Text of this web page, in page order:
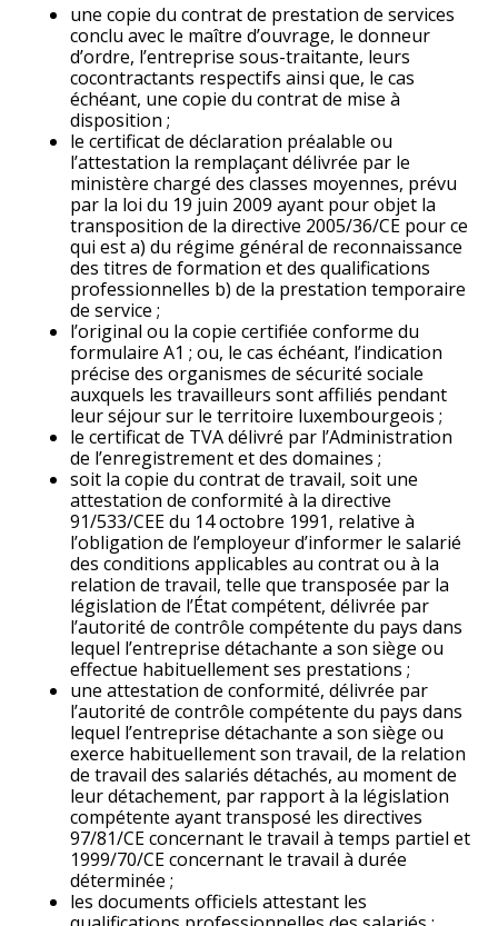
une copie du contrat de prestation de services
conclu avec le maître d’ouvrage, le donneur
d’ordre, l’entreprise sous-traitante, leurs
cocontractants respectifs ainsi que, le cas
échéant, une copie du contrat de mise à
disposition ;
le certificat de déclaration préalable ou
l’attestation la remplaçant délivrée par le
ministère chargé des classes moyennes, prévu
par la loi du 19 juin 2009 ayant pour objet la
transposition de la directive 2005/36/CE pour ce
qui est a) du régime général de reconnaissance
des titres de formation et des qualifications
professionnelles b) de la prestation temporaire
de service ;
l’original ou la copie certifiée conforme du
formulaire A1 ; ou, le cas échéant, l’indication
précise des organismes de sécurité sociale
auxquels les travailleurs sont affiliés pendant
leur séjour sur le territoire luxembourgeois ;
le certificat de TVA délivré par l’Administration
de l’enregistrement et des domaines ;
soit la copie du contrat de travail, soit une
attestation de conformité à la directive
91/533/CEE du 14 octobre 1991, relative à
l’obligation de l’employeur d’informer le salarié
des conditions applicables au contrat ou à la
relation de travail, telle que transposée par la
législation de l’État compétent, délivrée par
l’autorité de contrôle compétente du pays dans
lequel l’entreprise détachante a son siège ou
effectue habituellement ses prestations ;
une attestation de conformité, délivrée par
l’autorité de contrôle compétente du pays dans
lequel l’entreprise détachante a son siège ou
exerce habituellement son travail, de la relation
de travail des salariés détachés, au moment de
leur détachement, par rapport à la législation
compétente ayant transposé les directives
97/81/CE concernant le travail à temps partiel et
1999/70/CE concernant le travail à durée
déterminée ;
les documents officiels attestant les